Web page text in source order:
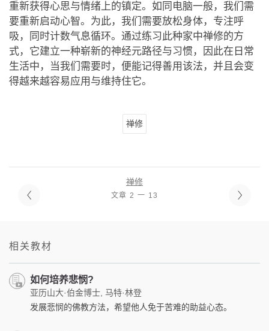
重新获得心思与情绪上的镇定。如同电脑一般，我们需
要重新启动心智。为此，我们需要放松身体，专注呼
吸，同时计数气息循环。通过练习此种家中禅修的方
式，它建立一种崭新的神经元路径与习惯，因此在日常
生活中，当我们需要时，便能记得善用该法，并且会变
得越来越容易应用与维持住它。
禅修
禅修
文章 2 一 13
相关教材
如何培养悲悯?
亚历山大·伯金博士, 马特·林登
发展悲悯的佛教方法，希望他人免于苦难的助益心态。